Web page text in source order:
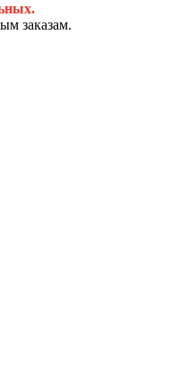
заказам.